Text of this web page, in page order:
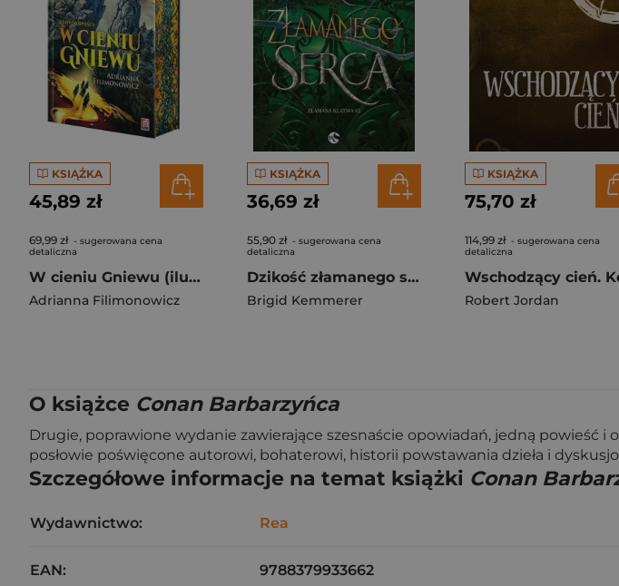
KSIĄŻKA
45,89 zł
69,99 zł - sugerowana cena
detaliczna
W cieniu Gniewu (ilustrowane brzegi)
Adrianna Filimonowicz
KSIĄŻKA
36,69 zł
55,90 zł - sugerowana cena
detaliczna
Dzikość złamanego serca wyd. 2
Brigid Kemmerer
KSIĄŻKA
75,70 zł
114,99 zł - sugerowana cena
detaliczna
Robert Jordan
O książce Conan Barbarzyńca
Drugie, poprawione wydanie zawierające szesnaście opowiadań, jedną powieść
posłowie poświęcone autorowi, bohaterowi, historii powstawania dzieła i
Szczegółowe informacje na temat książki Conan
Wydawnictwo: Rea
EAN: 9788379933662